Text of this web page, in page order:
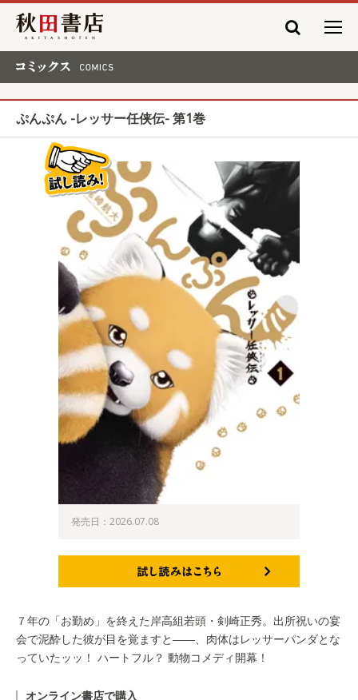
秋田書店
ぷんぷん -レッサー任侠伝- 第1巻
発売日：2026.07.08
７年の「お勤め」を終えた岸高組若頭・剣崎正秀。出所祝いの宴
会で泥酔した彼が目を覚ますと――、肉体はレッサーパンダとな
っていたッッ！ ハートフル？ 動物コメディ開幕！
オンライン書店で購入